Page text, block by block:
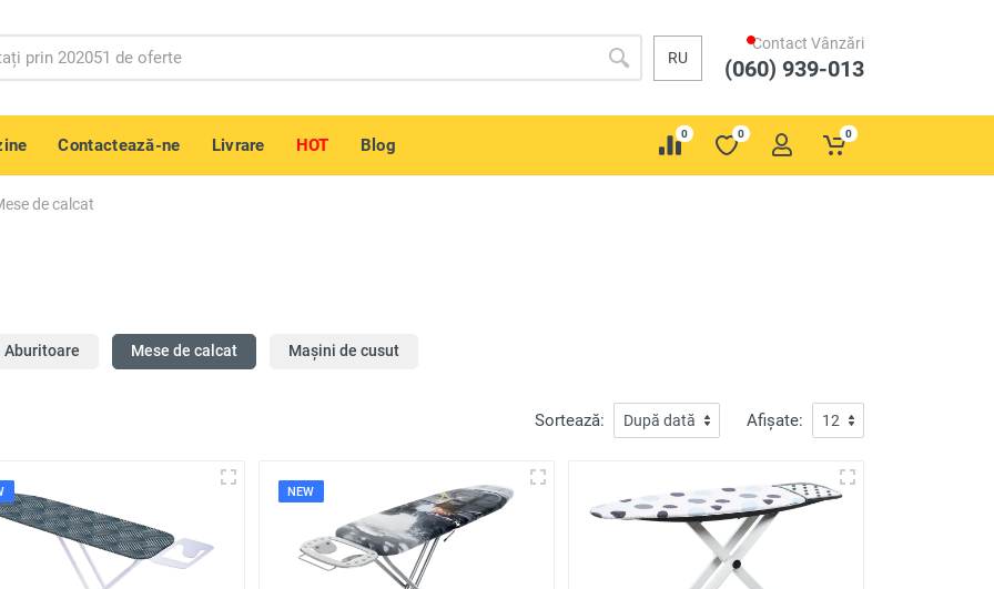
RU
Contact Vânzări
(060) 939-013
Contactează-ne Livrare HOT Blog
0 0 0
de calcat
Aburitoare Mese de calcat Mașini de cusut
Sortează: Afișate:
NEW